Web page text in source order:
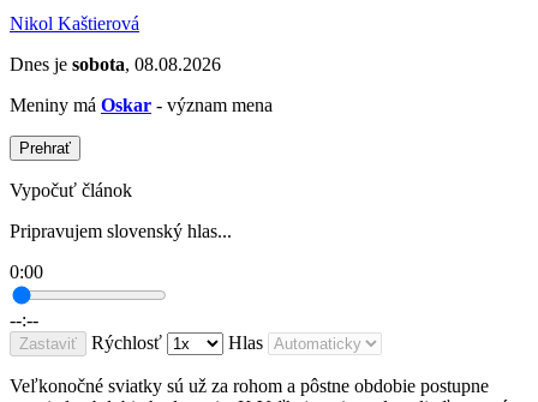
Nikol Kaštierová
Dnes je sobota, 08.08.2026
Meniny má Oskar - význam mena
Prehrať
Vypočuť článok
Pripravujem slovenský hlas...
0:00
--:--
Zastaviť Rýchlosť Hlas
Veľkonočné sviatky sú už za rohom a pôstne obdobie postupne